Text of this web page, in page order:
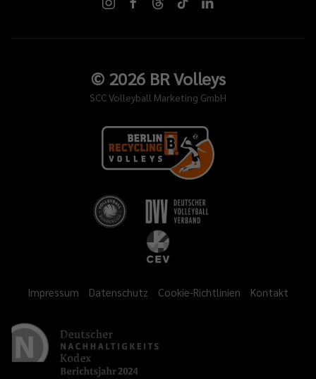
© 2026BR Volleys
SCC Volleyball Marketing GmbH
Impressum Datenschutz Cookie-Richtlinien Kontakt